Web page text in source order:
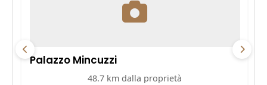
Palazzo Mincuzzi
48.7 km dalla proprietà